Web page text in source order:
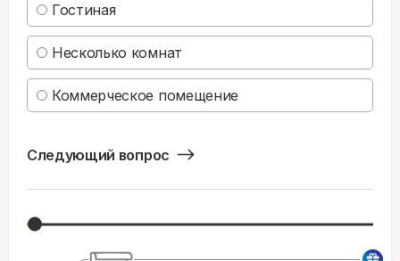
Гостиная
Несколько комнат
Коммерческое помещение
Следующий вопрос